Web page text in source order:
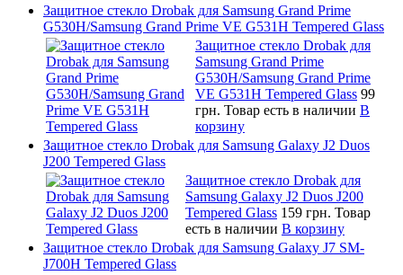
Защитное стекло Drobak для Samsung Grand Prime
G530H/Samsung Grand Prime VE G531H Tempered Glass
Защитное стекло Drobak для
Samsung Grand Prime
G530H/Samsung Grand Prime
VE G531H Tempered Glass 99
грн. Товар есть в наличии В
корзину
Защитное стекло Drobak для Samsung Galaxy J2 Duos
J200 Tempered Glass
Защитное стекло Drobak для
Samsung Galaxy J2 Duos J200
Tempered Glass 159 грн. Товар
есть в наличии В корзину
Защитное стекло Drobak для Samsung Galaxy J7 SM-
J700H Tempered Glass